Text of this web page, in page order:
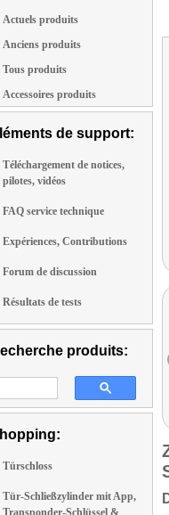
Actuels produits
Anciens produits
Tous produits
Accessoires produits
de support:
Téléchargement de notices,
pilotes, vidéos
FAQ service technique
Expériences, Contributions
Forum de discussion
Résultats de tests
produits:
Türschloss
Tür-Schließzylinder mit App,
Transponder-Schlüssel &